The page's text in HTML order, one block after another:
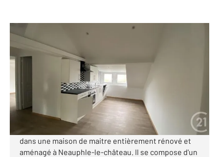
NEAUPHLE LE CHATEAU 78
47,04 m2 , 2 pièces
Ref : 23325
Appartement F2 à louer
1 017 €
par mois charges comprises
Magnifique appartement de 2 pièces contemporain
dans une maison de maitre entièrement rénové et
aménagé à Neauphle-le-château. Il se compose d'un